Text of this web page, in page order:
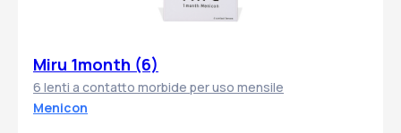
Miru 1month (6)
6 lenti a contatto morbide per uso mensile
Menicon